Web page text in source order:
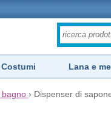
Costumi Lana e
bagno › Dispenser di